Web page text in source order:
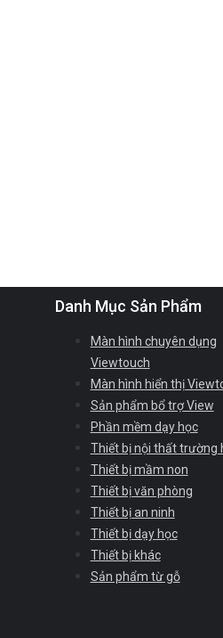
Danh Mục Sản Phẩm
Màn hình chuyên dụng
Viewtouch
Màn hình hiển thị
Sản phẩm bổ trợ View
Phần mềm dạy học
Thiết bị nội thất trường
Thiết bị mầm non
Thiết bị văn phòng
Thiết bị an ninh
Thiết bị dạy học
Thiết bị khác
Sản phẩm từ gỗ